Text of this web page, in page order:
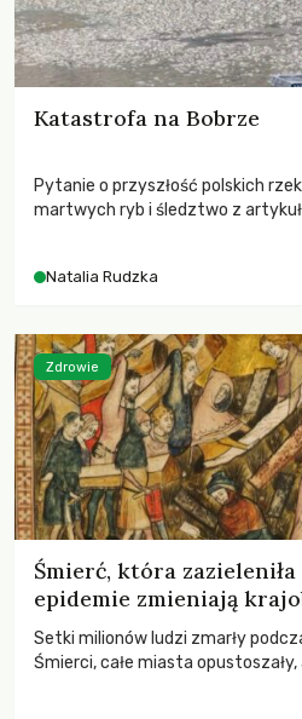
Katastrofa na Bobrze
Pytanie o przyszłość polskich
martwych ryb i śledztwo z
zdarzeń prowadzących do
Natalia Rudzka
Śmierć, która
epidemie zmieniają
Setki milionów ludzi zmarły
Śmierci, całe miasta
Zdrowie